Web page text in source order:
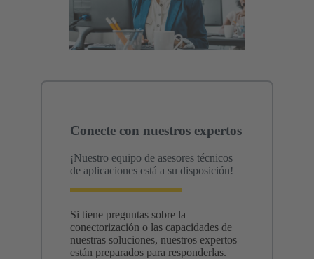
Conecte con nuestros expertos
¡Nuestro equipo de asesores técnicos
de aplicaciones está a su disposición!
Si tiene preguntas sobre la
conectorización o las capacidades de
nuestras soluciones, nuestros expertos
están preparados para responderlas.